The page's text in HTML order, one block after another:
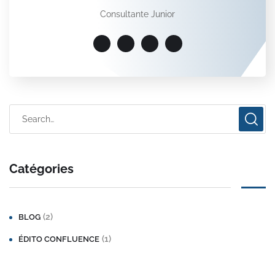
Consultante Junior
Catégories
BLOG (2)
ÉDITO CONFLUENCE (1)